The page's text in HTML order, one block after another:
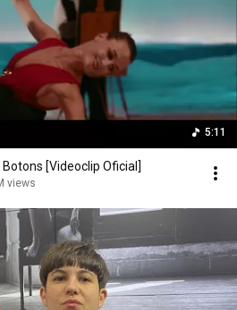
5:11
[Videoclip Oficial]
views